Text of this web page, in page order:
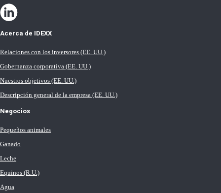
Acerca de IDEXX
Relaciones con los inversores (EE. UU.)
Gobernanza corporativa (EE. UU.)
Nuestros objetivos (EE. UU.)
Descripción general de la empresa (EE. UU.)
Negocios
Pequeños animales
Ganado
Leche
Equinos (R.U.)
Agua